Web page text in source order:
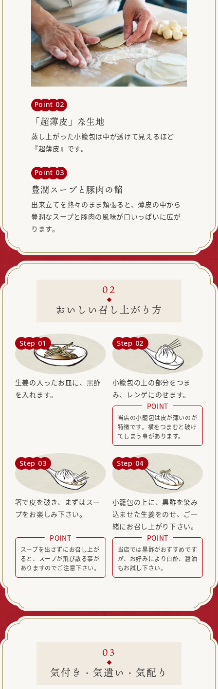
Point 02
「超薄皮」な生地
蒸し上がった小籠包は中が透けて見えるほど
『超薄皮』です。
Point 03
豊潤スープと豚肉の餡
出来立てを熱々のまま頬張ると、薄皮の中から
豊潤なスープと豚肉の風味が口いっぱいに広が
ります。
おいしい召し上がり方
Step 01
生姜の入ったお皿に、黒酢
を入れます。
Step 02
小籠包の上の部分をつま
み、レンゲにのせます。
POINT
当店の小籠包は皮が薄いのが
特徴です。横をつまむと破け
てしまう事があります。
Step 03
箸で皮を破き、まずはスー
プをお楽しみ下さい。
POINT
スープを出さずにお召し上が
ると、スープが飛び散る事が
ありますのでご注意下さい。
Step 04
小籠包の上に、黒酢を染み
込ませた生姜をのせ、ご一
緒にお召し上がり下さい。
POINT
当店では黒酢がおすすめです
が、お好みにより白酢、醤油
もお試し下さい。
気付き・気遣い・気配り